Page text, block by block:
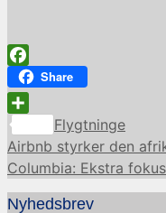
Facebook
Share
Share
Kategorier
Flygtninge
Airbnb styrker den
Columbia: Ekstra
Nyhedsbrev